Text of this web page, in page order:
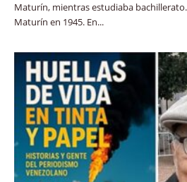
Maturín, mientras estudiaba
Maturín en 1945. En...